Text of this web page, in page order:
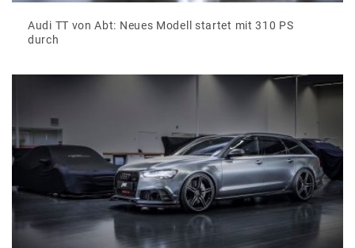
Audi TT von Abt: Neues Modell startet mit 310 PS
durch